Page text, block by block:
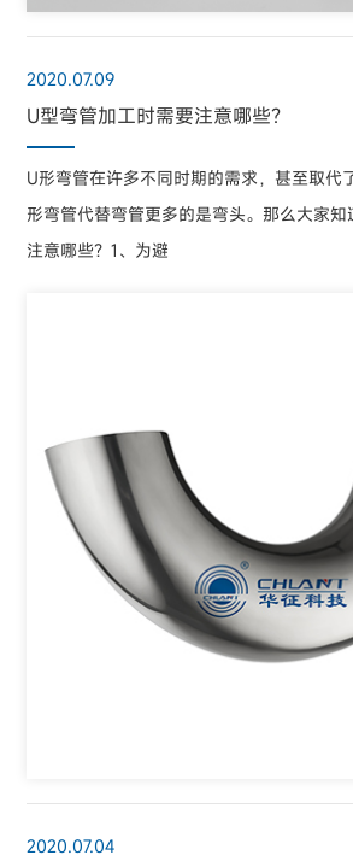
2020.07.09
U型弯管加工时需要注意哪些？
U形弯管在许多不同时期的需求，甚至取代
形弯管代替弯管更多的是弯头。那么大家
注意哪些？1、为避
2020.07.04